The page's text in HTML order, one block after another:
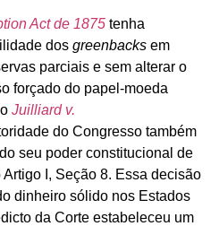
Act de 1875 tenha
dos greenbacks em
parciais e sem alterar o
forçado do papel-moeda
Juilliard v.
do Congresso também
seu poder constitucional de
I, Seção 8. Essa decisão
dinheiro sólido nos Estados
da Corte estabeleceu um